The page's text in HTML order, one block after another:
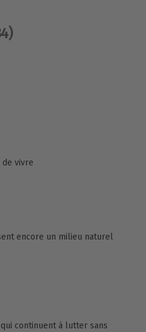
vivre
encore un milieu naturel
continuent à lutter sans